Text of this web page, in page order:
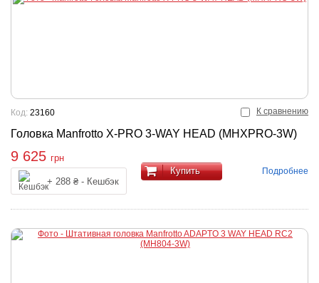
К сравнению
Головка Manfrotto X-PRO 3-WAY HEAD (MHXPRO-3W)
Код: 23160
9 625 грн
+ 288 ₴ - Кешбэк
Купить Подробнее